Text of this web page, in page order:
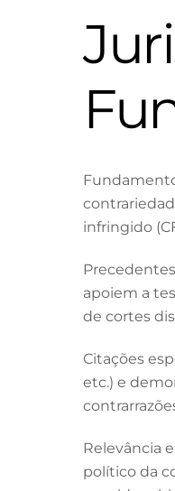
infringido
apoiem a
de cortes
Citações
etc.) e
Relevância
político da